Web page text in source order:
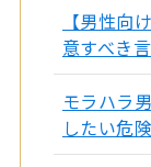
【男性向
意すべき
モラハラ
したい危